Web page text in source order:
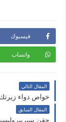
فيسبوك
واتساب
المقال التالي
المقال السابق